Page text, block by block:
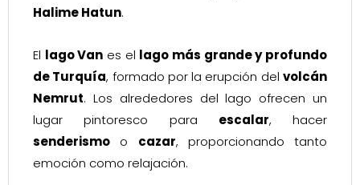
Halime Hatun.
El lago Van es el lago más grande y profundo
de Turquía, formado por la erupción delvolcán
Nemrut. Los alrededores del lago ofrecen un
lugar pintoresco para escalar, hacer
senderismo o cazar, proporcionando tanto
emoción como relajación.